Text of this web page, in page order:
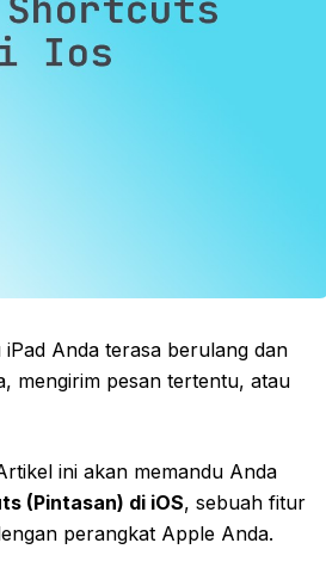
Anda terasa berulang dan
mengirim pesan tertentu, atau
ini akan memandu Anda
(Pintasan) di iOS, sebuah fitur
perangkat Apple Anda.